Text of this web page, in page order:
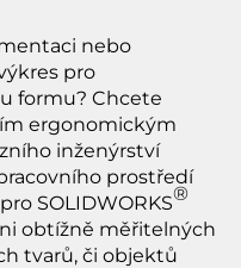
nebo
pro
formu? Chcete
ergonomickým
inženýrství
prostředí
SOLIDWORKS®
obtížně měřitelných
tvarů, či objektů